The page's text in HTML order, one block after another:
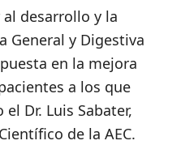
desarrollo y la
General y Digestiva
en la mejora
a los que
Dr. Luis Sabater,
de la AEC.